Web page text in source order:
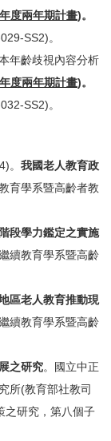
年度兩年期計畫)。
SS2)。
年齡歧視內容分析
年度兩年期計畫)。
SS2)。
。 我國老人教育政
育學系暨高齡者教
段學力鑑定之實施
續教育學系暨高齡
區老人教育推動現
續教育學系暨高齡
之研究。國立中正
所(教育部社教司
之研究，第八個子